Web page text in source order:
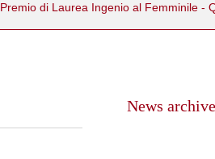
Premio di Laurea Ingenio al Femminile -
News